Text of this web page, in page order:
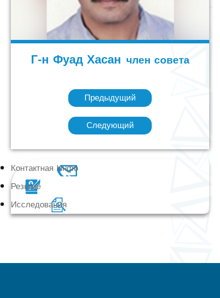
Г-н Фуад Хасан член совета
Предыдущий
Следующий
Контактная Инфо
Резюме
Исследования